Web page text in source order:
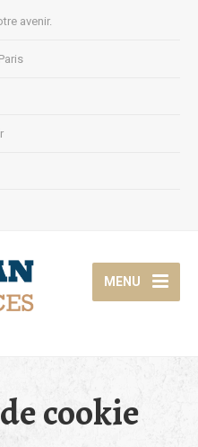
avenir.
MENU
cookie